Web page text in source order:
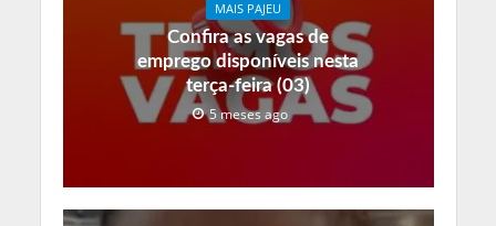
MAIS PAJEU
Confira as vagas de
emprego disponíveis nesta
terça-feira (03)
5 meses ago